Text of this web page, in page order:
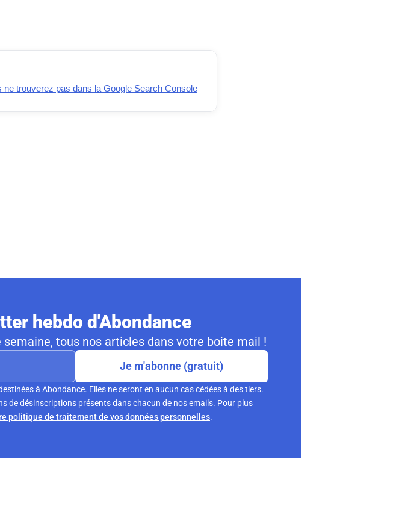
trouverez pas dans la Google Search Console
hebdo d'Abondance
tous nos articles dans votre boite mail !
Je m'abonne (gratuit)
à Abondance. Elles ne seront en aucun cas cédées à des tiers.
de désinscriptions présents dans chacun de nos emails. Pour plus
politique de traitement de vos données personnelles.